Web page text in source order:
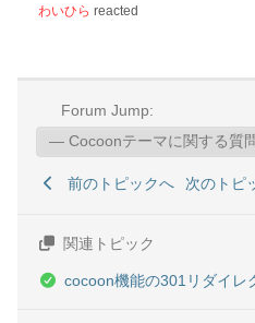
わいひら reacted
Forum Jump:
前のトピックへ 次のトピ
関連トピック
cocoon機能の301リダイレ